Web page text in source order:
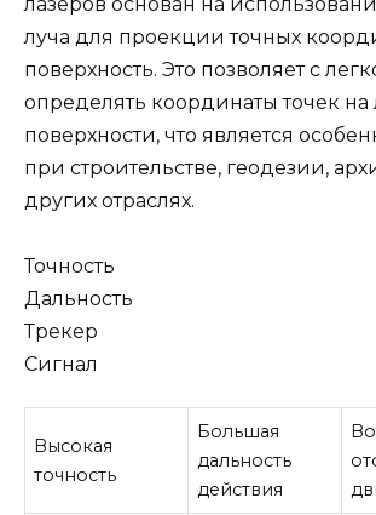
луча для проекции точных
поверхность. Это позволяет с
определять координаты точек
поверхности, что является
при строительстве, геодезии,
других отраслях.
Точность
Дальность
Трекер
Сигнал
Высокая
точность
Большая
дальность
действия